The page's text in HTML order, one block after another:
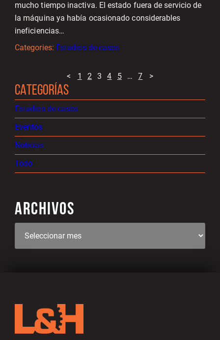
CATEGORÍAS
Estudios de casos
Eventos
Noticias
Todo
ARCHIVOS
mucho tiempo inactiva. El estado fuera de servicio de
la máquina ya había ocasionado considerables
ineficiencias…
Categories: Estudios de casos
< 1 2 3 4 5 … 7 >